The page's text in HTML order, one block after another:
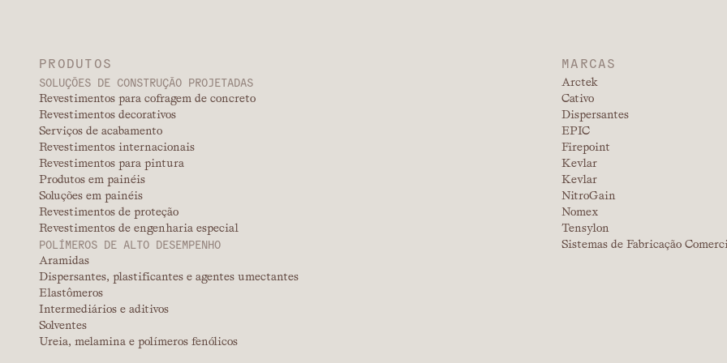
PRODUTOS
SOLUÇÕES DE CONSTRUÇÃO PROJETADAS
Revestimentos para cofragem de concreto
Revestimentos decorativos
Serviços de acabamento
Revestimentos internacionais
Revestimentos para pintura
Produtos em painéis
Soluções em painéis
Revestimentos de proteção
Revestimentos de engenharia especial
POLÍMEROS DE ALTO DESEMPENHO
Aramidas
Dispersantes, plastificantes e agentes umectantes
Elastômeros
Intermediários e aditivos
Solventes
Ureia, melamina e polímeros fenólicos
MARCAS
Arctek
Cativo
Dispersantes
EPIC
Firepoint
Kevlar
Kevlar
NitroGain
Nomex
Tensylon
Sistemas de Fabricação